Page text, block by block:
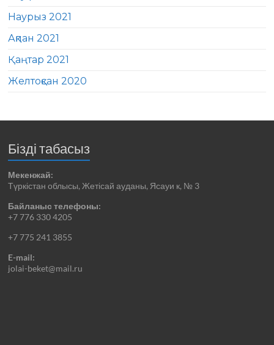
Наурыз 2021
Ақпан 2021
Қаңтар 2021
Желтоқсан 2020
Бізді табасыз
Мекенжай:
Түркістан облысы, Жетісай ауданы, Ясауи к, № 3
Байланыс телефоны:
+7 776 330 4205
+7 775 241 3855
E-mail:
jolai-beket@mail.ru